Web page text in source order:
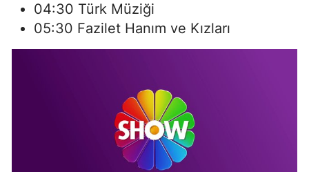
04:30 Türk Müziği
05:30 Fazilet Hanım ve Kızları